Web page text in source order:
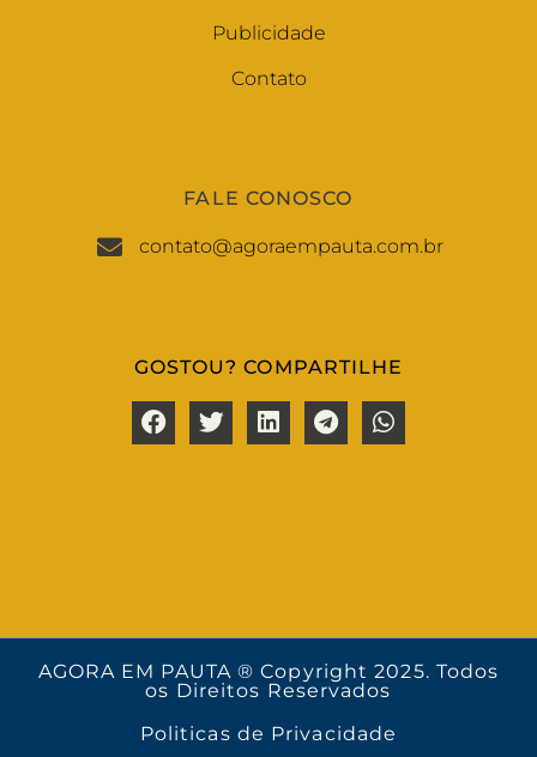
Publicidade
Contato
FALE CONOSCO
contato@agoraempauta.com.br
GOSTOU? COMPARTILHE
AGORA EM PAUTA ® Copyright 2025. Todos
os Direitos Reservados
Politicas de Privacidade